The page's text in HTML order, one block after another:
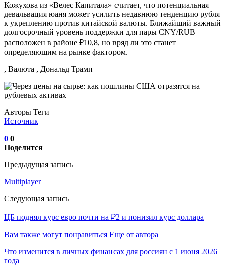
Кожухова из «Велес Капитала» считает, что потенциальная
девальвация юаня может усилить недавнюю тенденцию рубля
к укреплению против китайской валюты. Ближайший важный
долгосрочный уровень поддержки для пары CNY/RUB
расположен в районе ₽10,8, но вряд ли это станет
определяющим на рынке фактором.
, Валюта , Дональд Трамп
Авторы Теги
Источник
0 0
Поделится
Предыдущая запись
Multiplayer
Следующая запись
ЦБ поднял курс евро почти на ₽2 и понизил курс доллара
Вам также могут понравиться Еще от автора
Что изменится в личных финансах для россиян с 1 июня 2026
года